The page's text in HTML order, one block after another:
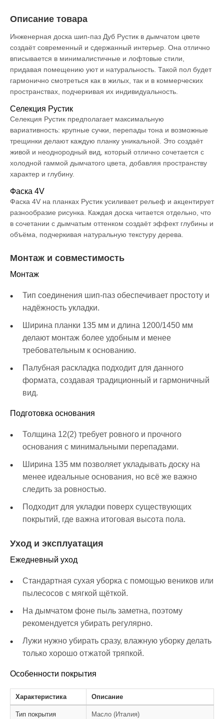
Описание товара
Инженерная доска шип-паз Дуб Рустик в дымчатом цвете
создаёт современный и сдержанный интерьер. Она отлично
вписывается в минималистичные и лофтовые стили,
придавая помещению уют и натуральность. Такой пол будет
гармонично смотреться как в жилых, так и в коммерческих
пространствах, подчеркивая их индивидуальность.
Селекция Рустик
Селекция Рустик предполагает максимальную
вариативность: крупные сучки, перепады тона и возможные
трещинки делают каждую планку уникальной. Это создаёт
живой и неоднородный вид, который отлично сочетается с
холодной гаммой дымчатого цвета, добавляя пространству
характер и глубину.
Фаска 4V
Фаска 4V на планках Рустик усиливает рельеф и акцентирует
разнообразие рисунка. Каждая доска читается отдельно, что
в сочетании с дымчатым оттенком создаёт эффект глубины и
объёма, подчеркивая натуральную текстуру дерева.
Монтаж и совместимость
Монтаж
Тип соединения шип-паз обеспечивает простоту и
надёжность укладки.
Ширина планки 135 мм и длина 1200/1450 мм
делают монтаж более удобным и менее
требовательным к основанию.
Палубная раскладка подходит для данного
формата, создавая традиционный и гармоничный
вид.
Подготовка основания
Толщина 12(2) требует ровного и прочного
основания с минимальными перепадами.
Ширина 135 мм позволяет укладывать доску на
менее идеальные основания, но всё же важно
следить за ровностью.
Подходит для укладки поверх существующих
покрытий, где важна итоговая высота пола.
Уход и эксплуатация
Ежедневный уход
Стандартная сухая уборка с помощью веников или
пылесосов с мягкой щёткой.
На дымчатом фоне пыль заметна, поэтому
рекомендуется убирать регулярно.
Лужи нужно убирать сразу, влажную уборку делать
только хорошо отжатой тряпкой.
Особенности покрытия
Характеристика Описание
Тип покрытия Масло (Италия)